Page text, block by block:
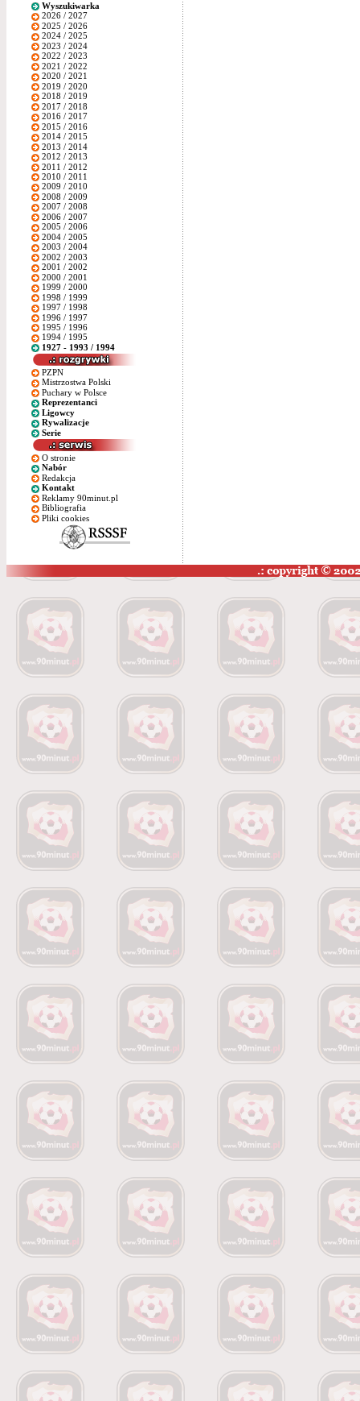
Wyszukiwarka
2026 / 2027
2025 / 2026
2024 / 2025
2023 / 2024
2022 / 2023
2021 / 2022
2020 / 2021
2019 / 2020
2018 / 2019
2017 / 2018
2016 / 2017
2015 / 2016
2014 / 2015
2013 / 2014
2012 / 2013
2011 / 2012
2010 / 2011
2009 / 2010
2008 / 2009
2007 / 2008
2006 / 2007
2005 / 2006
2004 / 2005
2003 / 2004
2002 / 2003
2001 / 2002
2000 / 2001
1999 / 2000
1998 / 1999
1997 / 1998
1996 / 1997
1995 / 1996
1994 / 1995
1927 - 1993 / 1994
PZPN
Mistrzostwa Polski
Puchary w Polsce
Reprezentanci
Ligowcy
Rywalizacje
Serie
O stronie
Nabór
Redakcja
Kontakt
Reklamy 90minut.pl
Bibliografia
Pliki cookies